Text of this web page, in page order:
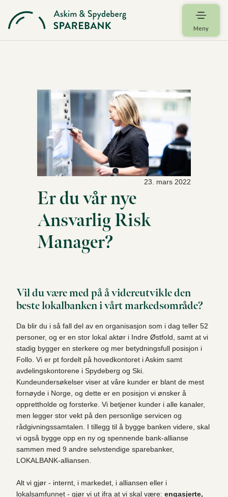
Meny
Er du vår nye
Ansvarlig Risk
Manager?
23. mars 2022
Vil du være med på å videreutvikle den
beste lokalbanken i vårt markedsområde?
Da blir du i så fall del av en organisasjon som i dag teller 52
personer, og er en stor lokal aktør i Indre Østfold, samt at vi
stadig bygger en sterkere og mer betydningsfull posisjon i
Follo. Vi er pt fordelt på hovedkontoret i Askim samt
avdelingskontorene i Spydeberg og Ski.
Kundeundersøkelser viser at våre kunder er blant de mest
fornøyde i Norge, og dette er en posisjon vi ønsker å
opprettholde og forsterke. Vi betjener kunder i alle kanaler,
men legger stor vekt på den personlige servicen og
rådgivningssamtalen. I tillegg til å bygge banken videre, skal
vi også bygge opp en ny og spennende bank-allianse
sammen med 9 andre selvstendige sparebanker,
LOKALBANK-alliansen.
Alt vi gjør - internt, i markedet, i alliansen eller i
lokalsamfunnet - gjør vi ut ifra at vi skal være: engasjerte,